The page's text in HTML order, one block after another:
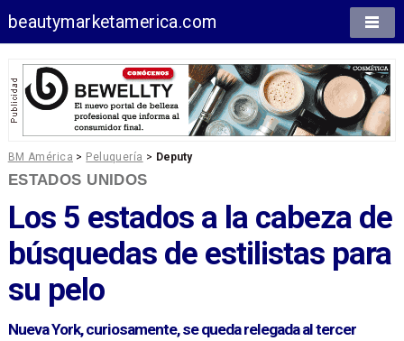
beautymarketamerica.com
BM América > Peluquería > Deputy
ESTADOS UNIDOS
Los 5 estados a la cabeza de
búsquedas de estilistas para
su pelo
Nueva York, curiosamente, se queda relegada al tercer